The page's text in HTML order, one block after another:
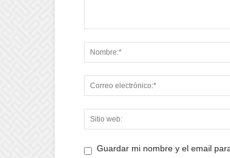
Guardar mi nombre y el email